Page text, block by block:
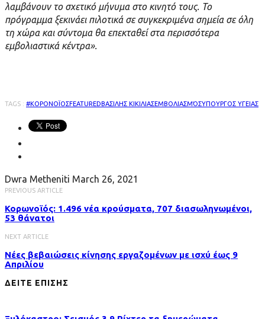
λαμβάνουν το σχετικό μήνυμα στο κινητό τους. Το
πρόγραμμα ξεκινάει πιλοτικά σε συγκεκριμένα σημεία σε όλη
τη χώρα και σύντομα θα επεκταθεί στα περισσότερα
εμβολιαστικά κέντρα».
TAGS : #ΚΟΡΟΝΟΪΟΣFEATUREDΒΑΣΙΛΗΣ ΚΙΚΙΛΙΑΣΕΜΒΟΛΙΑΣΜΌΣΥΠΟΥΡΓΟΣ ΥΓΕΙΑΣ
Dwra Metheniti March 26, 2021
PREVIOUS ARTICLE
Κορωνοϊός: 1.496 νέα κρούσματα, 707 διασωληνωμένοι,
53 θάνατοι
NEXT ARTICLE
Νέες βεβαιώσεις κίνησης εργαζομένων με ισχύ έως 9
Απριλίου
ΔΕΙΤΕ ΕΠΙΣΗΣ